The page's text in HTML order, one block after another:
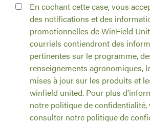
En cochant cette case, vous
des notifications et des
promotionnelles de WinField
courriels contiendront des
pertinentes sur le programme,
renseignements agronomiques,
mises à jour sur les produits et
winfield united. Pour plus
notre politique de confidentialité,
consulter notre politique de